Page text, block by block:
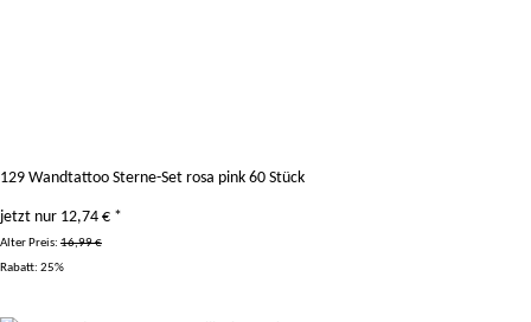
129 Wandtattoo Sterne-Set rosa pink 60 Stück
jetzt nur 12,74 € *
Alter Preis: 16,99 €
Rabatt: 25%